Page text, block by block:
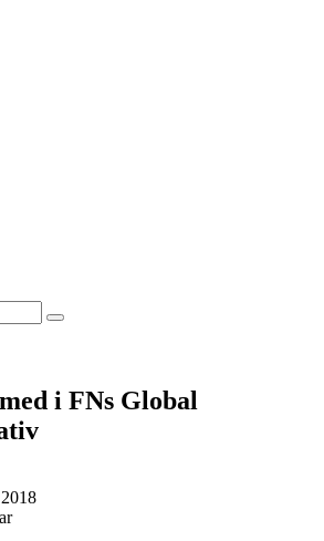
i FNs Global